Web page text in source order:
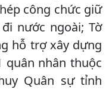
công chức giữ
nước ngoài; Tờ
hỗ trợ xây dựng
quân nhân thuộc
Quân sự tỉnh